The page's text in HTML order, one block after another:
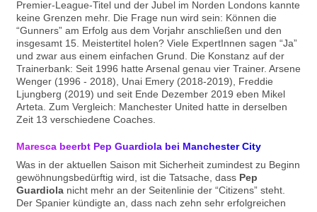
Premier-League-Titel und der Jubel im Norden Londons kannte
keine Grenzen mehr. Die Frage nun wird sein: Können die
“Gunners” am Erfolg aus dem Vorjahr anschließen und den
insgesamt 15. Meistertitel holen? Viele ExpertInnen sagen “Ja”
und zwar aus einem einfachen Grund. Die Konstanz auf der
Trainerbank: Seit 1996 hatte Arsenal genau vier Trainer. Arsene
Wenger (1996 - 2018), Unai Emery (2018-2019), Freddie
Ljungberg (2019) und seit Ende Dezember 2019 eben Mikel
Arteta. Zum Vergleich: Manchester United hatte in derselben
Zeit 13 verschiedene Coaches.
Maresca beerbt Pep Guardiola bei Manchester City
Was in der aktuellen Saison mit Sicherheit zumindest zu Beginn
gewöhnungsbedürftig wird, ist die Tatsache, dass Pep
Guardiolanicht mehr an der Seitenlinie der “Citizens” steht.
Der Spanier kündigte an, dass nach zehn sehr erfolgreichen